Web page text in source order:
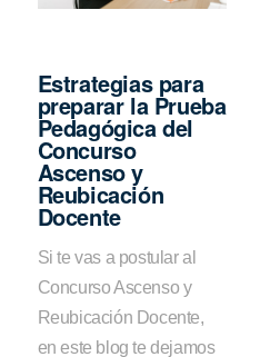
Estrategias para
preparar la Prueba
Pedagógica del
Concurso
Ascenso y
Reubicación
Docente
Si te vas a postular al
Concurso Ascenso y
Reubicación Docente,
en este blog te dejamos